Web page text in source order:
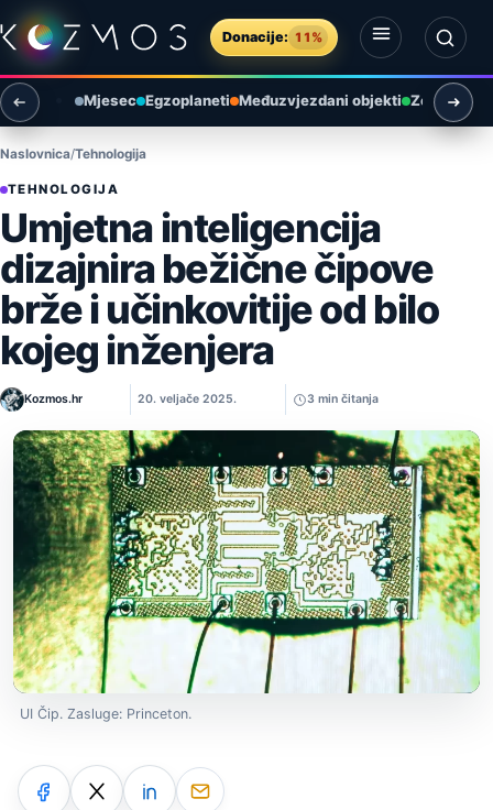
Preskoči na sadržaj
Donacije: 11%
Otvori izbornik
Otvori pretragu
Mjesec Egzoplaneti Međuzvjezdani objekti Zemlja i
Naslovnica Tehnologija
TEHNOLOGIJA
Umjetna inteligencija
dizajnira bežične čipove
brže i učinkovitije od bilo
kojeg inženjera
Kozmos.hr 20. veljače 2025. 3 min čitanja
UI Čip. Zasluge: Princeton.